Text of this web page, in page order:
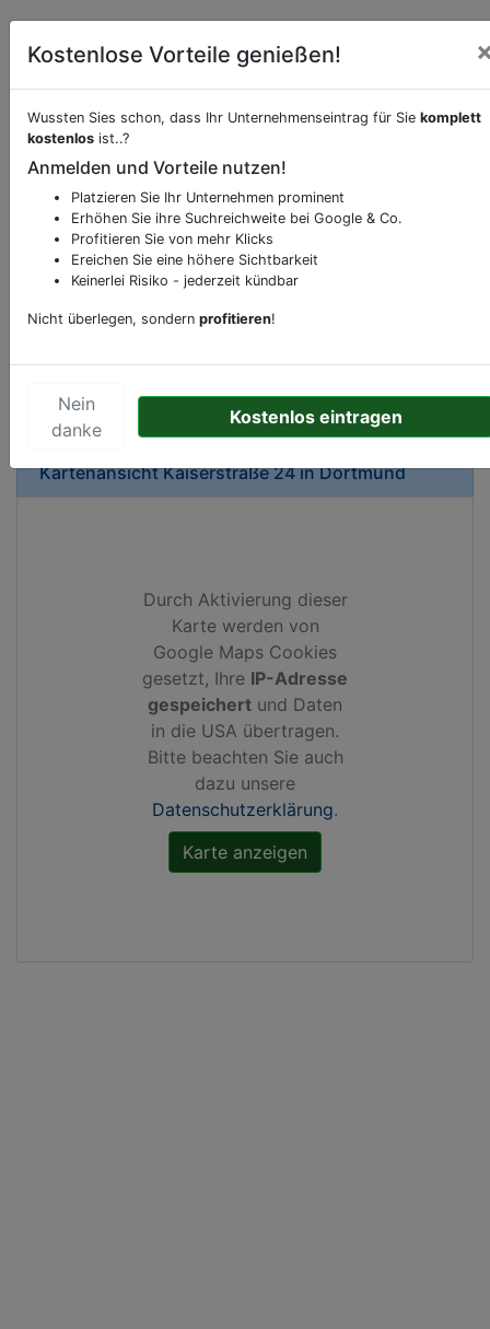
Beschreibung & Services von
Sie möchten eine Beschreibung, Dienstleistung
oder andere relevante Informationen hinzufügen?
Klicken Sie bittehierum uns zu kontaktieren.
Gerne erweitern wir Ihren Firmeneintrag um
Sonderangebote odere besondere Services, die
Ihren Wettbewerbern abheben.
KartenansichtKaiserstraße 24inDortmund
Durch Aktivierung dieser
Karte werden von
Google Maps Cookies
gesetzt, Ihre IP-Adresse
gespeichert und Daten
in die USA übertragen.
Bitte beachten Sie auch
dazu unsere
Datenschutzerklärung.
Kostenlose Vorteile genießen!
Wussten Sies schon, dass Ihr Unternehmenseintrag für Sie komplett
kostenlos ist..?
Anmelden und Vorteile nutzen!
Platzieren Sie Ihr Unternehmen prominent
Erhöhen Sie ihre Suchreichweite bei Google & Co.
Profitieren Sie von mehr Klicks
Ereichen Sie eine höhere Sichtbarkeit
Keinerlei Risiko - jederzeit kündbar
Nicht überlegen, sondern profitieren!
Nein
danke
Kostenlos eintragen